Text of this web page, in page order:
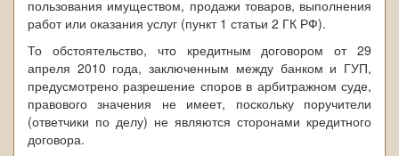
пользования имуществом, продажи товаров, выполнения
работ или оказания услуг (пункт 1 статьи 2 ГК РФ).
То обстоятельство, что кредитным договором от 29
апреля 2010 года, заключенным между банком и ГУП,
предусмотрено разрешение споров в арбитражном суде,
правового значения не имеет, поскольку поручители
(ответчики по делу) не являются сторонами кредитного
договора.